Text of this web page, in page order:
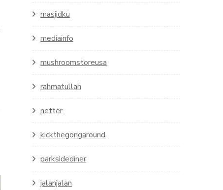
masjidku
mediainfo
mushroomstoreusa
rahmatullah
netter
kickthegongaround
parksidediner
jalanjalan